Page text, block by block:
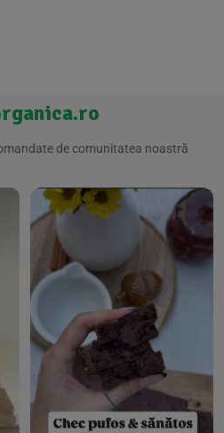
de comunitatea noastră